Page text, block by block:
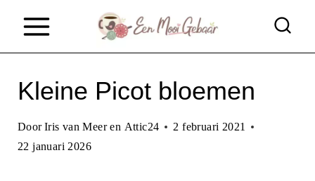
Kleine Picot bloemen
Door Iris van Meer en Attic24
2 februari 2021
22 januari 2026